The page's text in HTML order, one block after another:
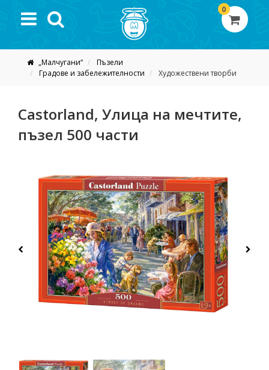
0
„Малчугани“
Пъзели
Градове и забележителности
Художествени творби
Castorland, Улица на мечтите,
пъзел 500 части